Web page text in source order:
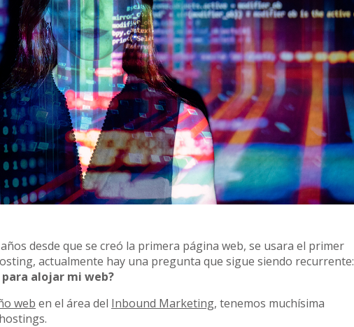
desde que se creó la primera página web, se usara el primer
actualmente hay una pregunta que sigue siendo recurrente:
alojar mi web?
web en el área del Inbound Marketing, tenemos muchísima